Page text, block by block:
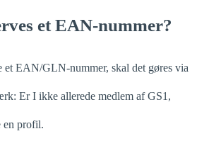
et EAN-nummer?
et EAN/GLN-nummer, skal det gøres via
Er I ikke allerede medlem af GS1,
en profil.